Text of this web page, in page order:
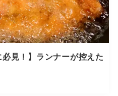
必見！】ランナーが控えた